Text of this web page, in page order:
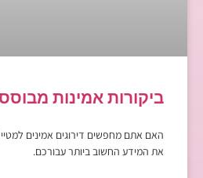
ביקורות אמינות
האם אתם מחפשים דירוגים אמינים
את המידע החשוב ביותר עבורכם.